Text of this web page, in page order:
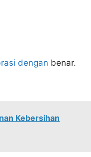
dengan benar.
Kebersihan